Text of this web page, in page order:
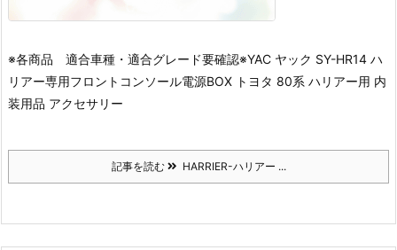
※各商品 適合車種・適合グレード要確認※YAC ヤック SY-HR14 ハ
リアー専用フロントコンソール電源BOX トヨタ 80系 ハリアー用 内
装用品 アクセサリー
記事を読む HARRIER-ハリアー ...